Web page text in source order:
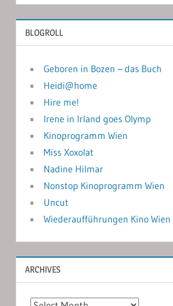
BLOGROLL
Geboren in Bozen – das Buch
Heidi@home
Hire me!
Irene in Irland goes Olymp
Kinoprogramm Wien
Miss Xoxolat
Nadine Hilmar
Nonstop Kinoprogramm Wien
Uncut
Wiederaufführungen Kino Wien
ARCHIVES